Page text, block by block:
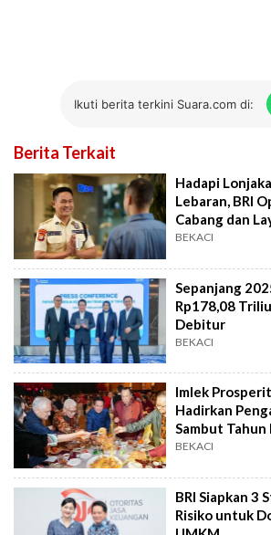
Ikuti berita terkini Suara.com di:
Berita Terkait
Hadapi
Lebaran, BRI
Cabang dan
BEKACI
Sepanjang
Rp178,08
Debitur
BEKACI
Imlek
Hadirkan
Sambut Tahun
BEKACI
BRI Siapkan 3
Risiko untuk